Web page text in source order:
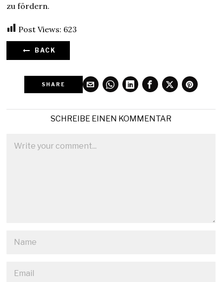
zu fördern.
Post Views: 623
BACK
SHARE
SCHREIBE EINEN KOMMENTAR